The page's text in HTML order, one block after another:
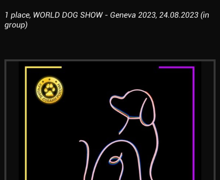
1 place, WORLD DOG SHOW - Geneva 2023, 24.08.2023 (in
group)